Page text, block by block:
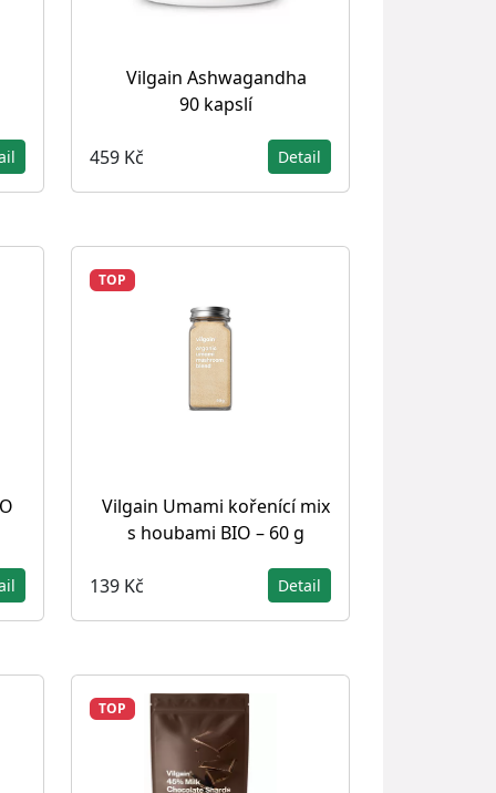
Vilgain Ashwagandha
90 kapslí
459 Kč Detail
TOP
Vilgain Umami kořenící mix
s houbami BIO – 60 g
139 Kč Detail
TOP